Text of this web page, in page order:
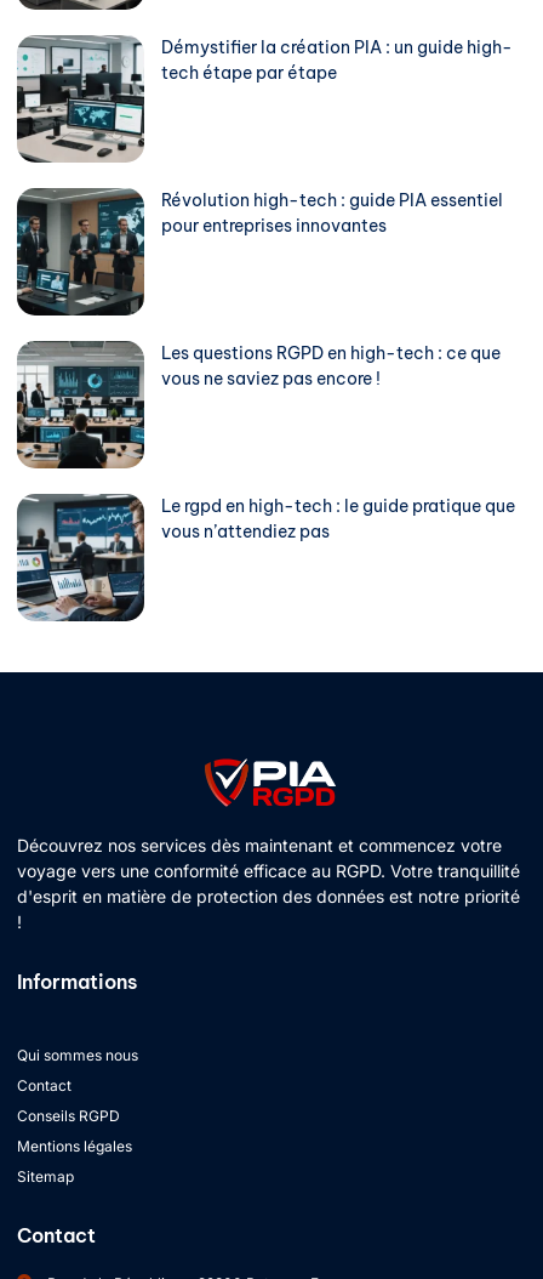
Démystifier la création PIA : un guide high-
tech étape par étape
Révolution high-tech : guide PIA essentiel
pour entreprises innovantes
Les questions RGPD en high-tech : ce que
vous ne saviez pas encore !
Le rgpd en high-tech : le guide pratique que
vous n’attendiez pas
Découvrez nos services dès maintenant et commencez votre
voyage vers une conformité efficace au RGPD. Votre tranquillité
d'esprit en matière de protection des données est notre priorité
!
Informations
Qui sommes nous
Contact
Conseils RGPD
Mentions légales
Sitemap
Contact